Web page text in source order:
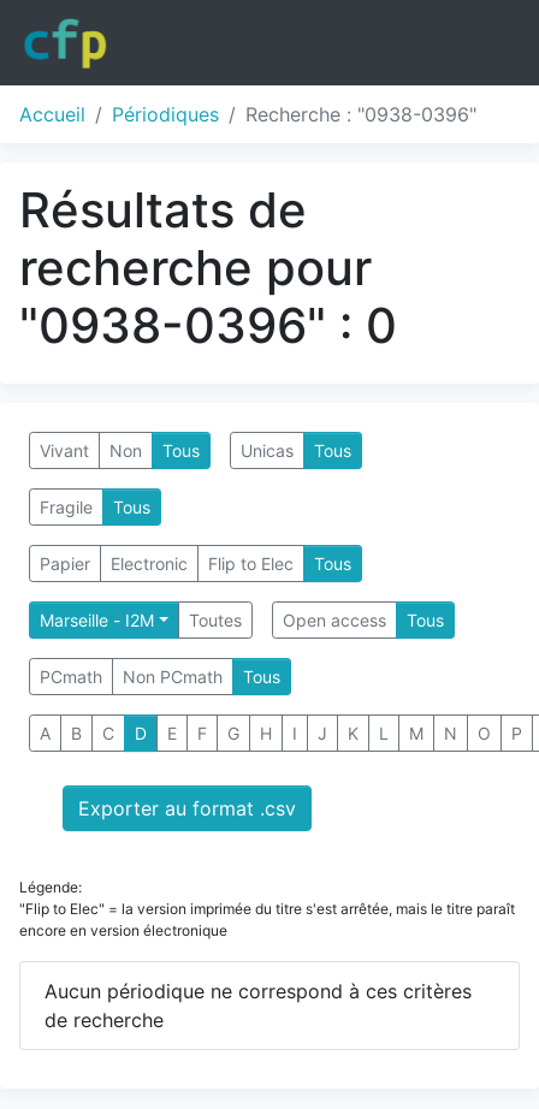
Accueil Périodiques Recherche : "0938-0396"
Résultats de
recherche pour
"0938-0396" : 0
Vivant Non Tous Unicas Tous
Fragile Tous
Papier Electronic Flip to Elec Tous
Marseille - I2M Toutes Open access Tous
PCmath Non PCmath Tous
A B C D E F G H I J K L M N O P
Exporter au format .csv
Légende:
"Flip to Elec" = la version imprimée du titre s'est arrêtée, mais le titre paraît
encore en version électronique
Aucun périodique ne correspond à ces critères
de recherche